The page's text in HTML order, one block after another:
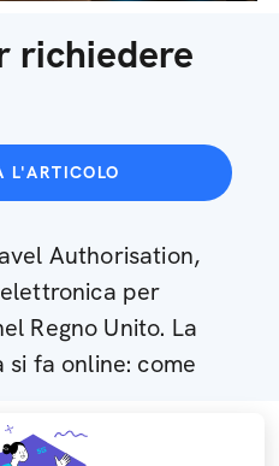
richiedere
L'ARTICOLO
Authorisation,
per
Regno Unito. La
fa online: come